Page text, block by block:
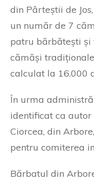
din Pârteștii de
un număr de 7
patru bărbătești și
cămăși
calculat la 16.000
În urma
identificat ca
Ciorcea, din
pentru comiterea
Bărbatul din